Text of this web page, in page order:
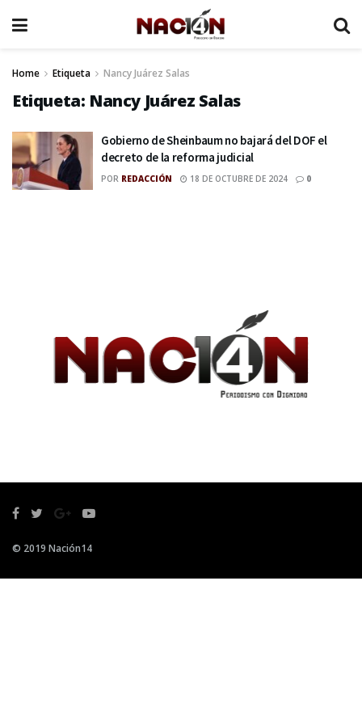
Home Etiqueta Nancy Juárez Salas
Etiqueta: Nancy Juárez Salas
Gobierno de Sheinbaum no bajará del DOF el
decreto de la reforma judicial
POR REDACCIÓN 18 DE OCTUBRE DE 2024 0
© 2019 Nación14